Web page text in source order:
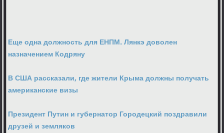
Еще одна должность для ЕНПМ. Лянкэ доволен
назначением Кодряну
В США рассказали, где жители Крыма должны получать
американские визы
Президент Путин и губернатор Городецкий поздравили
друзей и земляков